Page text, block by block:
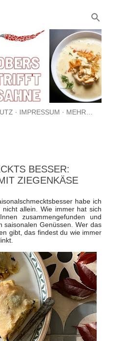
IMPRESSUM MEHR…
BESSER:
ZIEGENKÄSE
habe ich
allein. Wie immer hat sich
zusammengefunden und
saisonalen Genüssen. Wer das
gibt, das findest du wie immer